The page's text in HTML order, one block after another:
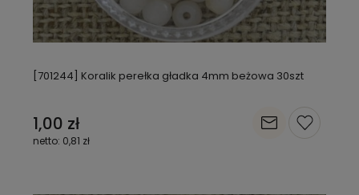
[701244] Koralik perełka gładka 4mm beżowa 30szt
1,00 zł
0,81 zł